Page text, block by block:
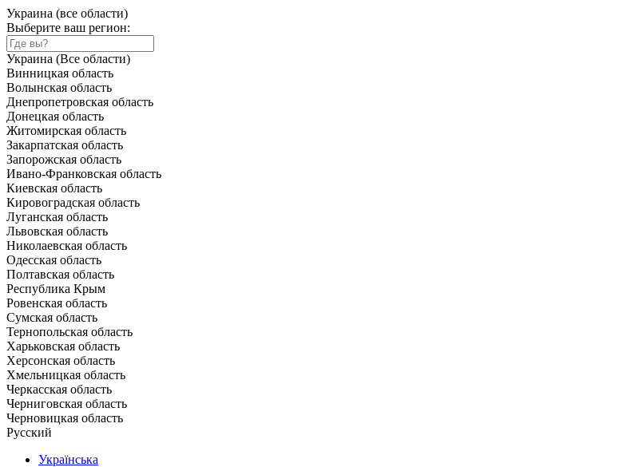
Украина (все области)
Выберите ваш регион:
Украина (Все области)
Винницкая область
Волынская область
Днепропетровская область
Донецкая область
Житомирская область
Закарпатская область
Запорожская область
Ивано-Франковская область
Киевская область
Кировоградская область
Луганская область
Львовская область
Николаевская область
Одесская область
Полтавская область
Республика Крым
Ровенская область
Сумская область
Тернопольская область
Харьковская область
Херсонская область
Хмельницкая область
Черкасская область
Черниговская область
Черновицкая область
Русский
Українська